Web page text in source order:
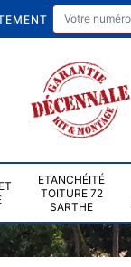
ETANCHÉITÉ
TOITURE 72
SARTHE